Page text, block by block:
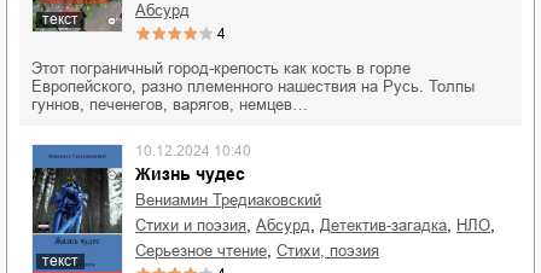
текст
абсурд
4
Этот пограничный город-крепость как кость в горле
Европейского, разно племенного нашествия на Русь. Толпы
гуннов, печенегов, варягов, немцев…
текст
Жизнь чудес
10.12.2024 10:40
Вениамин Тредиаковский
стихи и поэзия
абсурд детектив-загадка НЛО
серьезное чтение cтихи, поэзия